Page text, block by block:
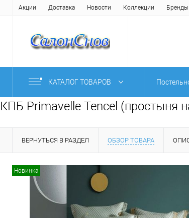
Акции Доставка Новости Коллекции Бренды
КАТАЛОГ ТОВАРОВ
КПБ Primavelle Tencel (простыня
ВЕРНУТЬСЯ В РАЗДЕЛ ОБЗОР ТОВАРА
Новинка